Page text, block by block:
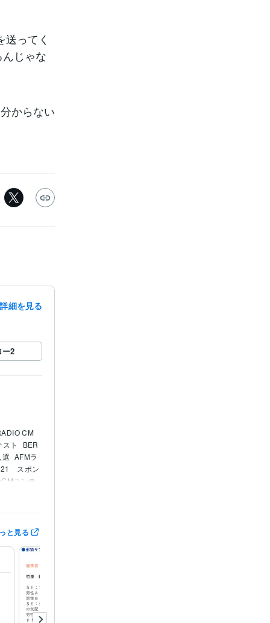
ってく
じゃな
からない
細を見る
ー2
CM
ト
BER
AFMラ
　スポン
コンテ
市キャッチ
放送　第1
グランプ
と見る